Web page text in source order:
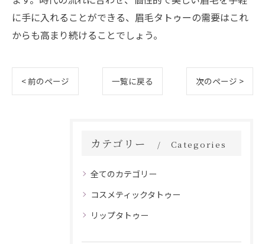
に手に入れることができる、眉毛タトゥーの需要はこれ
からも高まり続けることでしょう。
< 前のページ 一覧に戻る 次のページ >
カテゴリー Categories
全てのカテゴリー
コスメティックタトゥー
リップタトゥー